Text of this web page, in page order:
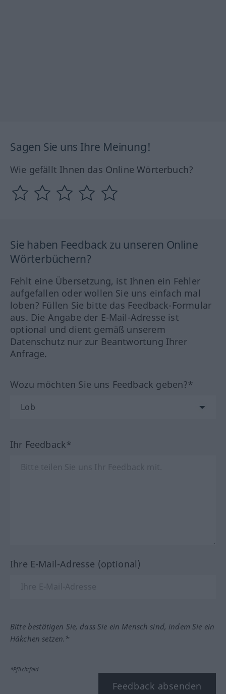
Sagen Sie uns Ihre Meinung!
Wie gefällt Ihnen das Online Wörterbuch?
Sie haben Feedback zu unseren Online
Wörterbüchern?
Fehlt eine Übersetzung, ist Ihnen ein Fehler
aufgefallen oder wollen Sie uns einfach mal
loben? Füllen Sie bitte das Feedback-Formular
aus. Die Angabe der E-Mail-Adresse ist
optional und dient gemäß unserem
Datenschutz nur zur Beantwortung Ihrer
Anfrage.
Wozu möchten Sie uns Feedback geben?*
Ihr Feedback*
Ihre E-Mail-Adresse (optional)
Bitte bestätigen Sie, dass Sie ein Mensch sind, indem Sie ein
Häkchen setzen.*
*Pflichtfeld
Feedback absenden